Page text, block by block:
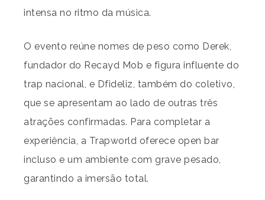
intensa no ritmo da música.
O evento reúne nomes de peso como Derek,
fundador do Recayd Mob e figura influente do
trap nacional, e Dfideliz, também do coletivo,
que se apresentam ao lado de outras três
atrações confirmadas. Para completar a
experiência, a Trapworld oferece open bar
incluso e um ambiente com grave pesado,
garantindo a imersão total.